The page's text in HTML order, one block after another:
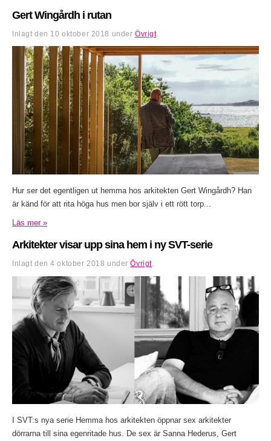
Gert Wingårdh i rutan
Inlagt den 10 oktober 2018 underÖvrigt.
Hur ser det egentligen ut hemma hos arkitekten Gert Wingårdh? Han
är känd för att rita höga hus men bor själv i ett rött torp...
Läs mer »
Arkitekter visar upp sina hem i ny SVT-serie
Inlagt den4 oktober 2018 underÖvrigt.
I SVT:s nya serie Hemma hos arkitekten öppnar sex arkitekter
dörrarna till sina egenritade hus. De sex är Sanna Hederus, Gert